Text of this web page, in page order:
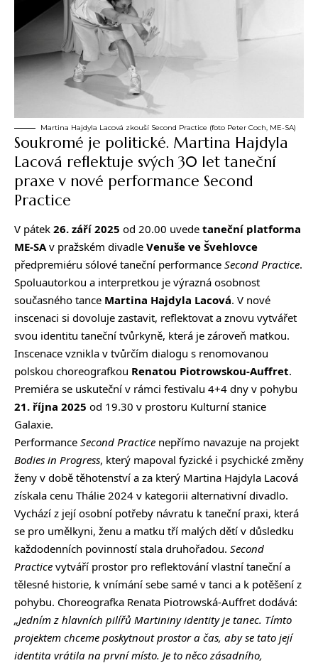
Martina Hajdyla Lacová zkouší Second Practice (foto Peter Coch, ME-SA)
Soukromé je politické. Martina Hajdyla
Lacová reflektuje svých 30 let taneční
praxe v nové performance Second
Practice
V pátek 26. září 2025 od 20.00 uvede taneční platforma
ME-SA v pražském divadle Venuše ve Švehlovce
předpremiéru sólové taneční performance Second Practice.
Spoluautorkou a interpretkou je výrazná osobnost
současného tance Martina Hajdyla Lacová. V nové
inscenaci si dovoluje zastavit, reflektovat a znovu vytvářet
svou identitu taneční tvůrkyně, která je zároveň matkou.
Inscenace vznikla v tvůrčím dialogu s renomovanou
polskou choreografkou Renatou Piotrowskou-Auffret.
Premiéra se uskuteční v rámci festivalu 4+4 dny v pohybu
21. října 2025 od 19.30 v prostoru Kulturní stanice
Galaxie.
Performance Second Practice nepřímo navazuje na projekt
Bodies in Progress, který mapoval fyzické i psychické změny
ženy v době těhotenství a za který Martina Hajdyla Lacová
získala cenu Thálie 2024 v kategorii alternativní divadlo.
Vychází z její osobní potřeby návratu k taneční praxi, která
se pro umělkyni, ženu a matku tří malých dětí v důsledku
každodenních povinností stala druhořadou. Second
Practice vytváří prostor pro reflektování vlastní taneční a
tělesné historie, k vnímání sebe samé v tanci a k potěšení z
pohybu. Choreografka Renata Piotrowská-Auffret dodává:
„Jedním z hlavních pilířů Martininy identity je tanec. Tímto
projektem chceme poskytnout prostor a čas, aby se tato její
identita vrátila na první místo. Je to něco zásadního,